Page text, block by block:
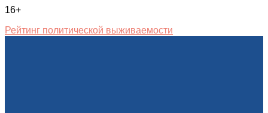
16+
Рейтинг политической выживаемости